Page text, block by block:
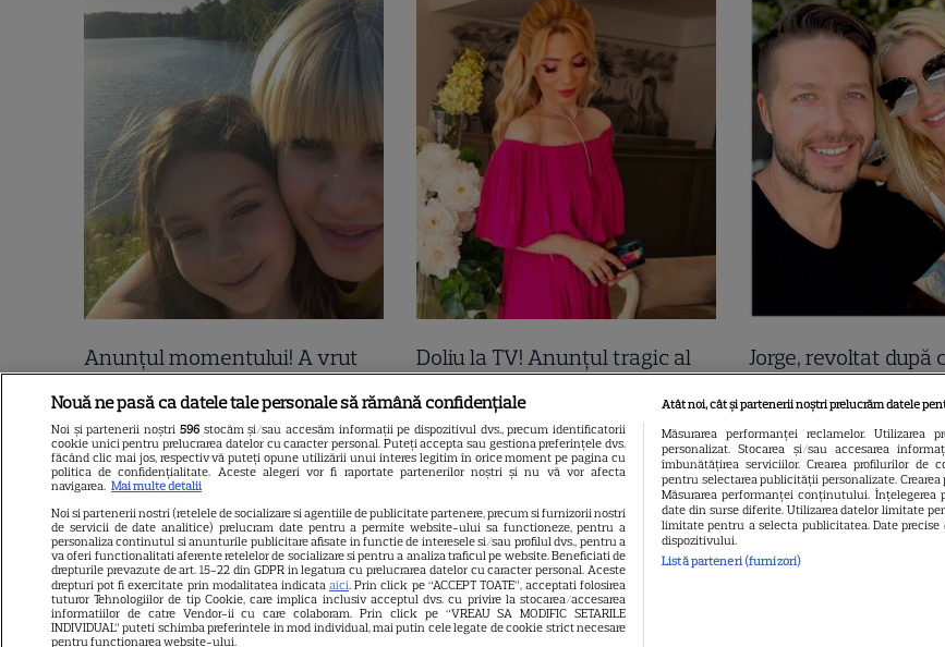
Anunțul momentului! A vrut
să se știe de la ea! Elena Udrea
și Adrian Alexandrov, după 10
ani de relație și un copil rupt
din soare au...
Doliu la TV! Anunțul tragic al
dimineții a venit acum și
frânge inimi! A murit subit
prezentatoarea TV care ani de
zile ne-a adus știri de pe
Litoral
Jorge, revoltat după
devastat. Ce au
turiștii este
Nouă ne pasă ca datele tale personale să rămână confidențiale
Noi și partenerii noștri 596stocăm și/sau accesăm informații pe dispozitivul dvs., precum identificatorii
cookie unici pentru prelucrarea datelor cu caracter personal. Puteți accepta sau gestiona preferințele dvs.
făcând clic mai jos, respectiv vă puteți opune utilizării unui interes legitim în orice moment pe pagina cu
politica de confidențialitate. Aceste alegeri vor fi raportate partenerilor noștri și nu vă vor afecta
navigarea. Mai multe detalii
Noi si partenerii nostri (retelele de socializare si agentiile de publicitate partenere, precum si furnizorii nostri
de servicii de date analitice) prelucram date pentru a permite website-ului sa functioneze, pentru a
personaliza continutul si anunturile publicitare afisate in functie de interesele si/sau profilul dvs., pentru a
va oferi functionalitati aferente retelelor de socializare si pentru a analiza traficul pe website. Beneficiati de
drepturile prevazute de art. 15-22 din GDPR in legatura cu prelucrarea datelor cu caracter personal. Aceste
drepturi pot fi exercitate prin modalitatea indicataaici. Prin click pe “ACCEPT TOATE”, acceptati folosirea
tuturor Tehnologiilor de tip Cookie, care implica inclusiv acceptul dvs. cu privire la stocarea/accesarea
informatiilor de catre Vendor-ii cu care colaboram. Prin click pe “VREAU SA MODIFIC SETARILE
INDIVIDUAL” puteti schimba preferintele in mod individual, mai putin cele legate de cookie strict necesare
pentru functionarea website-ului.
Atât noi, cât și partenerii noștri prelucrăm datele
Măsurarea performanței reclamelor. Utilizarea
personalizat. Stocarea și/sau accesarea
îmbunătățirea serviciilor. Crearea profilurilor de
pentru selectarea publicității personalizate.
Măsurarea performanței conținutului.
date din surse diferite. Utilizarea datelor limitate
limitate pentru a selecta publicitatea. Date
dispozitivului.
Listă parteneri (furnizori)